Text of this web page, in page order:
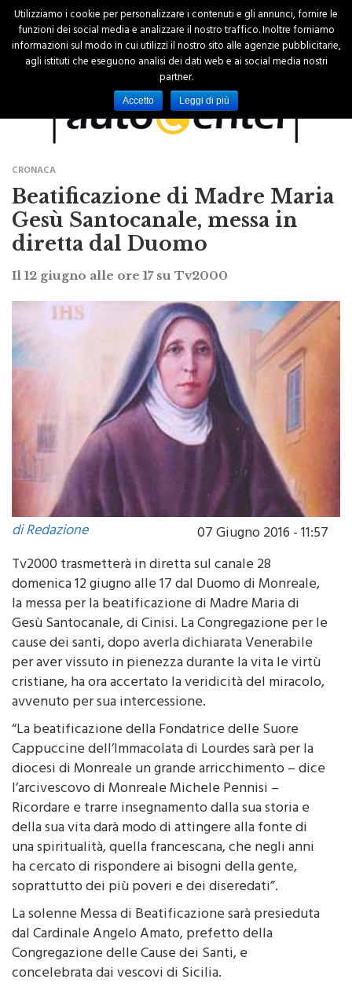
CRONACA
Beatificazione di Madre Maria
Gesù Santocanale, messa in
diretta dal Duomo
di Redazione
07 Giugno 2016 - 11:57
Tv2000 trasmetterà in diretta sul canale 28
domenica 12 giugno alle 17 dal Duomo di Monreale,
la messa per la beatificazione di Madre Maria di
Gesù Santocanale, di Cinisi. La Congregazione per le
cause dei santi, dopo averla dichiarata Venerabile
per aver vissuto in pienezza durante la vita le virtù
cristiane, ha ora accertato la veridicità del miracolo,
avvenuto per sua intercessione.
“La beatificazione della Fondatrice delle Suore
Cappuccine dell’Immacolata di Lourdes sarà per la
diocesi di Monreale un grande arricchimento – dice
l’arcivescovo di Monreale Michele Pennisi –
Ricordare e trarre insegnamento dalla sua storia e
della sua vita darà modo di attingere alla fonte di
una spiritualità, quella francescana, che negli anni
ha cercato di rispondere ai bisogni della gente,
soprattutto dei più poveri e dei diseredati”.
La solenne Messa di Beatificazione sarà presieduta
dal Cardinale Angelo Amato, prefetto della
Congregazione delle Cause dei Santi, e
Utilizziamo i cookie per personalizzare i contenuti e gli annunci, fornire le
funzioni dei social media e analizzare il nostro traffico. Inoltre forniamo
informazioni sul modo in cui utilizzi il nostro sito alle agenzie pubblicitarie,
agli istituti che eseguono analisi dei dati web e ai social media nostri
partner.
Accetto Leggi di più